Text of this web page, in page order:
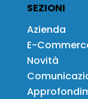
SEZIONI
Azienda
E-
Novità